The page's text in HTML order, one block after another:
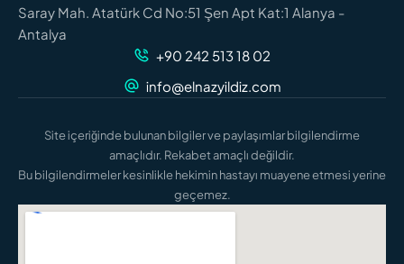
Saray Mah. Atatürk Cd No:51 Şen Apt Kat:1 Alanya -
Antalya
+90 242 513 18 02
info@elnazyildiz.com
Site içeriğinde bulunan bilgiler ve paylaşımlar bilgilendirme
amaçlıdır. Rekabet amaçlı değildir.
Bu bilgilendirmeler kesinlikle hekimin hastayı muayene etmesi yerine
geçemez.